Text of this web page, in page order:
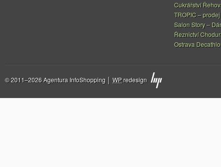
Cukrářství
TROPIC –
Salon Story –
Řeznictví
Ostrava
© 2011–2026 Agentura InfoShopping │ WPredesign